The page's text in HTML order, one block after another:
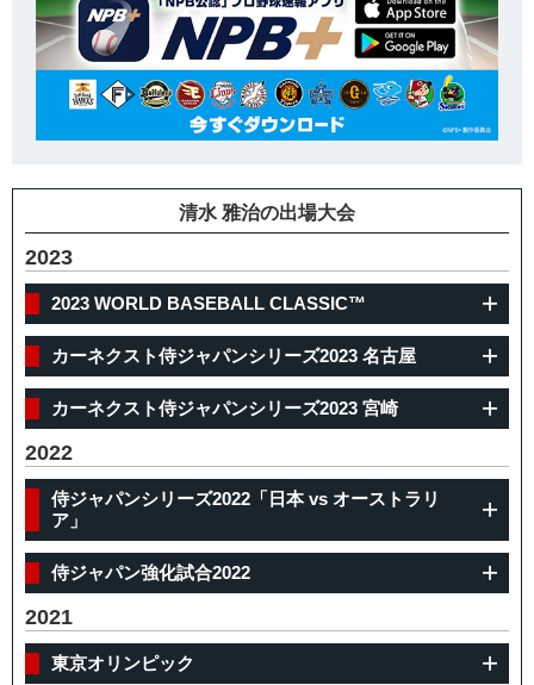
清水 雅治の出場大会
2023
2023 WORLD BASEBALL CLASSIC™
カーネクスト侍ジャパンシリーズ2023 名古屋
カーネクスト侍ジャパンシリーズ2023 宮崎
2022
侍ジャパンシリーズ2022「日本 vs オーストラリ
ア」
侍ジャパン強化試合2022
2021
東京オリンピック